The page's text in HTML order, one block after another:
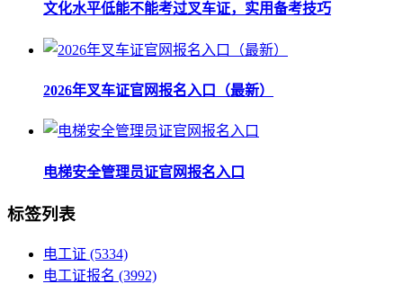
文化水平低能不能考过叉车证，实用备考技巧
2026年叉车证官网报名入口（最新）
电梯安全管理员证官网报名入口
标签列表
电工证 (5334)
电工证报名 (3992)